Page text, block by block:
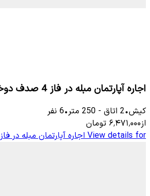
اجاره آپارتمان مبله در فاز 4 صدف دوخوابه طبقه ی دو
کیش•
2 اتاق -
250 متر•
6 نفر
از۶٬۴۷۱٬۰۰۰ تومان
View details for اجاره آپارتمان مبله در فاز3 صدف کیش - مدیران